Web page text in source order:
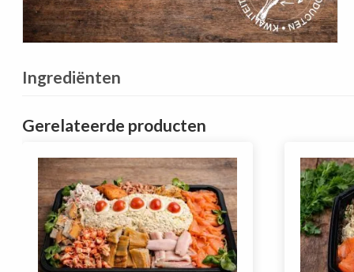
Ingrediënten
Gerelateerde producten